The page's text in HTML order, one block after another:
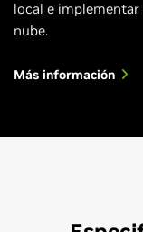
local e
nube.
Más información